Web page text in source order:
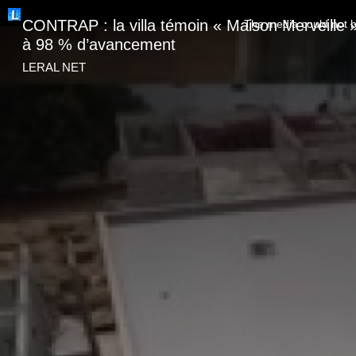
This
window.
The media could not
CONTRAP : la villa témoin « Maison
à 98 % d’avancement
LERAL NET